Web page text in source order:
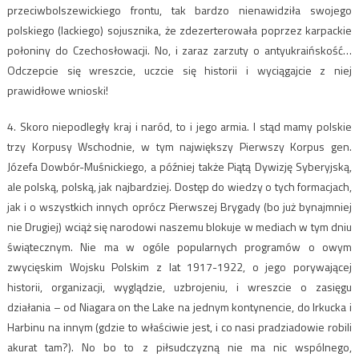
przeciwbolszewickiego frontu, tak bardzo nienawidziła swojego
polskiego (lackiego) sojusznika, że zdezerterowała poprzez karpackie
połoniny do Czechosłowacji. No, i zaraz zarzuty o antyukraińskość…
Odczepcie się wreszcie, uczcie się historii i wyciągajcie z niej
prawidłowe wnioski!
4. Skoro niepodległy kraj i naród, to i jego armia. I stąd mamy polskie
trzy Korpusy Wschodnie, w tym największy Pierwszy Korpus gen.
Józefa Dowbór-Muśnickiego, a później także Piątą Dywizję Syberyjską,
ale polską, polską, jak najbardziej. Dostęp do wiedzy o tych formacjach,
jak i o wszystkich innych oprócz Pierwszej Brygady (bo już bynajmniej
nie Drugiej) wciąż się narodowi naszemu blokuje w mediach w tym dniu
świątecznym. Nie ma w ogóle popularnych programów o owym
zwycięskim Wojsku Polskim z lat 1917-1922, o jego porywającej
historii, organizacji, wyglądzie, uzbrojeniu, i wreszcie o zasięgu
działania – od Niagara on the Lake na jednym kontynencie, do Irkucka i
Harbinu na innym (gdzie to właściwie jest, i co nasi pradziadowie robili
akurat tam?). No bo to z piłsudczyzną nie ma nic wspólnego,